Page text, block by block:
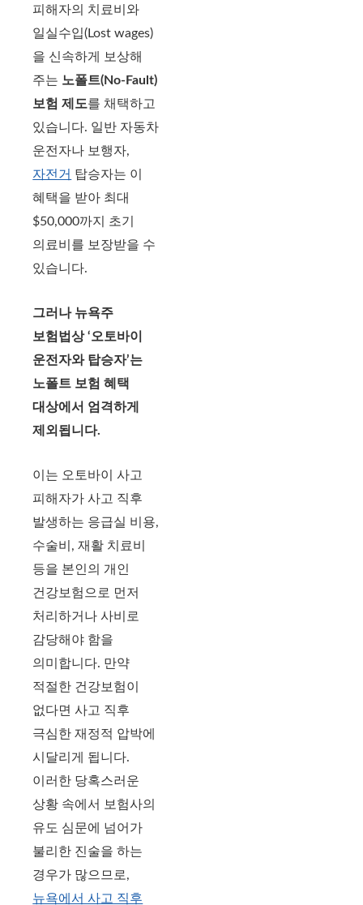
피해자의 치료비와
일실수입(Lost wages)
을 신속하게 보상해
주는 노폴트(No-Fault)
보험 제도를 채택하고
있습니다. 일반 자동차
운전자나 보행자,
자전거 탑승자는 이
혜택을 받아 최대
$50,000까지 초기
의료비를 보장받을 수
있습니다.
그러나 뉴욕주
보험법상 ‘오토바이
운전자와 탑승자’는
노폴트 보험 혜택
대상에서 엄격하게
제외됩니다.
이는 오토바이 사고
피해자가 사고 직후
발생하는 응급실 비용,
수술비, 재활 치료비
등을 본인의 개인
건강보험으로 먼저
처리하거나 사비로
감당해야 함을
의미합니다. 만약
적절한 건강보험이
없다면 사고 직후
극심한 재정적 압박에
시달리게 됩니다.
이러한 당혹스러운
상황 속에서 보험사의
유도 심문에 넘어가
불리한 진술을 하는
경우가 많으므로,
뉴욕에서 사고 직후